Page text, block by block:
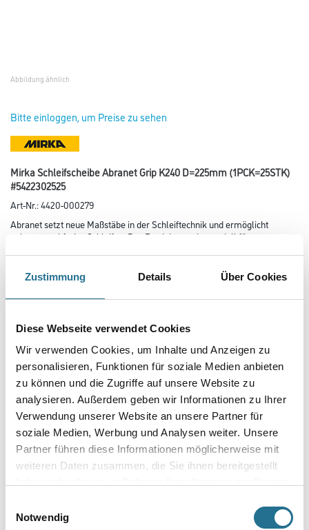
Zustimmung Details Über Cookies
Diese Webseite verwendet Cookies
Wir verwenden Cookies, um Inhalte und Anzeigen zu
personalisieren, Funktionen für soziale Medien anbieten
zu können und die Zugriffe auf unsere Website zu
analysieren. Außerdem geben wir Informationen zu Ihrer
Verwendung unserer Website an unsere Partner für
soziale Medien, Werbung und Analysen weiter. Unsere
Partner führen diese Informationen möglicherweise mit
weiteren Daten zusammen, die Sie ihnen bereitgestellt
Notwendig
Abbildung ähnlich
Bitte einloggen, um Preise zu sehen
Mirka Schleifscheibe Abranet Grip K240 D=225mm (1PCK=25STK)
#5422302525
Art-Nr.:4420-000279
Abranet setzt neue Maßstäbe in der Schleiftechnik und ermöglicht
nahezu staubfreies Schleifen. Das Produkt wurde speziell für
optimale Staubabsaugung gewährleistet und eine höhere Standzeit
Körnung
Umrechnungsfaktoren